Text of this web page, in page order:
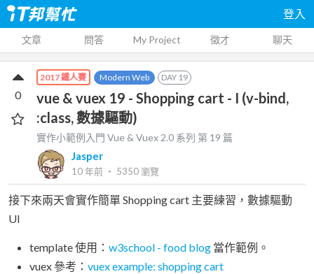
登入
文章 問答 My Project 徵才 聊天
2017 鐵人賽 Modern Web DAY 19
vue & vuex 19 - Shopping cart - I (v-bind,
:class, 數據驅動)
實作小範例入門 Vue & Vuex 2.0 系列 第 19 篇
Jasper
10 年前 ‧ 5350瀏覽
0
接下來兩天會實作簡單 Shopping cart 主要練習，數據驅動
UI
template 使用： w3school - food blog 當作範例。
vuex 參考： vuex example: shopping cart